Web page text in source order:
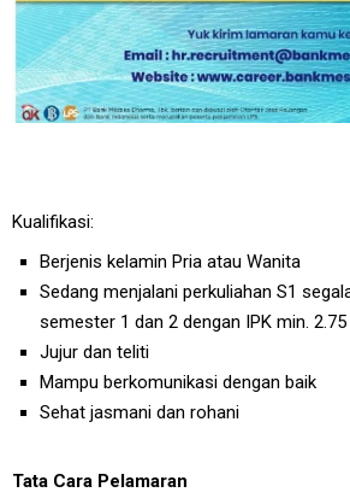
Kualifikasi:
Berjenis kelamin Pria atau Wanita
Sedang menjalani perkuliahan S1
semester 1 dan 2 dengan IPK min. 2.75
Jujur dan teliti
Mampu berkomunikasi dengan baik
Sehat jasmani dan rohani
Tata Cara Pelamaran